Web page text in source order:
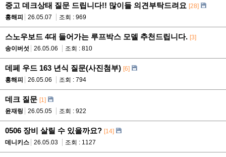
중고 데크상태 질문 드립니다!! 많이들 의견부탁드려요 [28]
홍해피
26.05.07 조회 : 969
스노우보드 4대 들어가는 루프박스 모델 추천드립니다. [3]
송이버섯
26.05.06 조회 : 810
데페 우드 163 년식 질문(사진첨부) [6]
홍해피
26.05.06 조회 : 794
데크 질문 [1]
윤재링
26.05.05 조회 : 922
0506 장비 살릴 수 있을까요? [14]
데니키스
26.05.03 조회 : 1127